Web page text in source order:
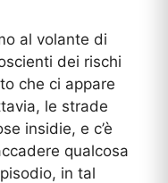
al volante di
dei rischi
che ci appare
le strade
insidie, e c’è
qualcosa
in tal